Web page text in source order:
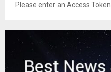
Please enter an Access Token